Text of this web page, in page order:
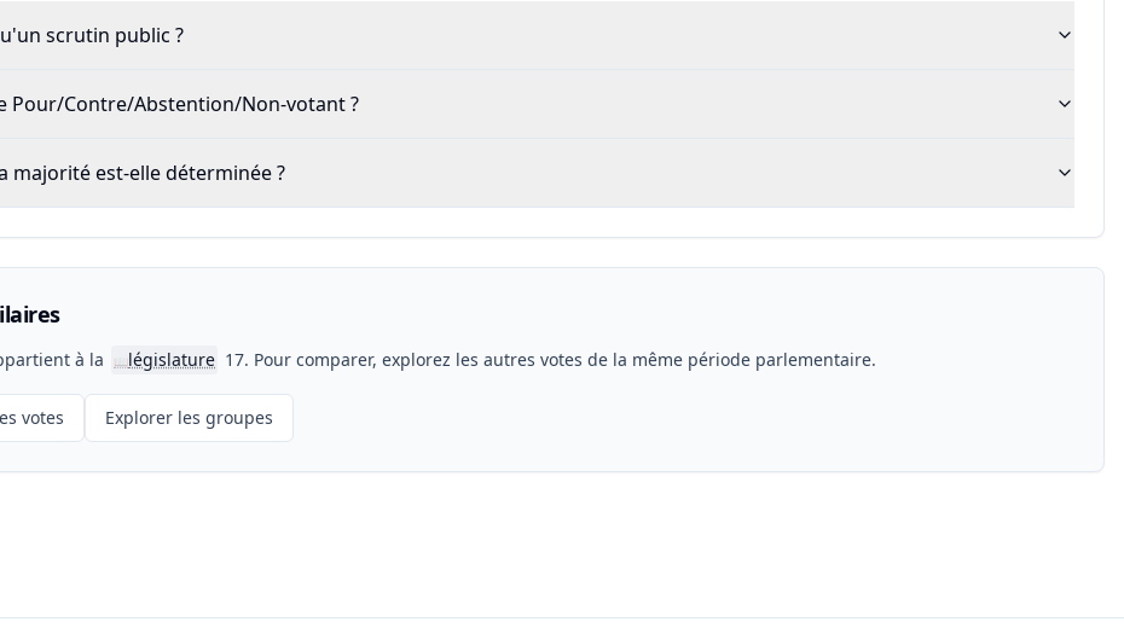
scrutin public ?
Pour/Contre/Abstention/Non-votant ?
majorité est-elle déterminée ?
à la 📖législature 17. Pour comparer, explorez les autres votes de la même période parlementaire.
votes Explorer les groupes